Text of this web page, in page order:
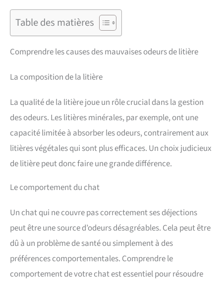
Table des matières
Comprendre les causes des mauvaises odeurs de litière
La composition de la litière
La qualité de la litière joue un rôle crucial dans la gestion
des odeurs. Les litières minérales, par exemple, ont une
capacité limitée à absorber les odeurs, contrairement aux
litières végétales qui sont plus efficaces. Un choix judicieux
de litière peut donc faire une grande différence.
Le comportement du chat
Un chat qui ne couvre pas correctement ses déjections
peut être une source d’odeurs désagréables. Cela peut être
dû à un problème de santé ou simplement à des
préférences comportementales. Comprendre le
comportement de votre chat est essentiel pour résoudre